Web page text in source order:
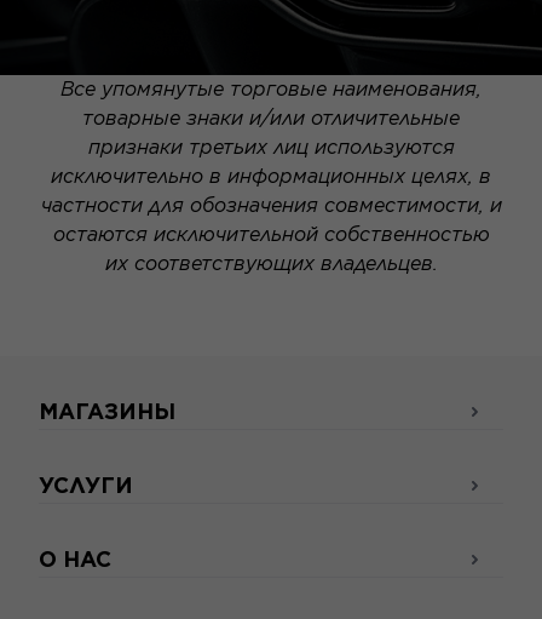
Все упомянутые торговые наименования,
товарные знаки и/или отличительные
признаки третьих лиц используются
исключительно в информационных целях, в
частности для обозначения совместимости, и
остаются исключительной собственностью
их соответствующих владельцев.
МАГАЗИНЫ
УСЛУГИ
О НАС